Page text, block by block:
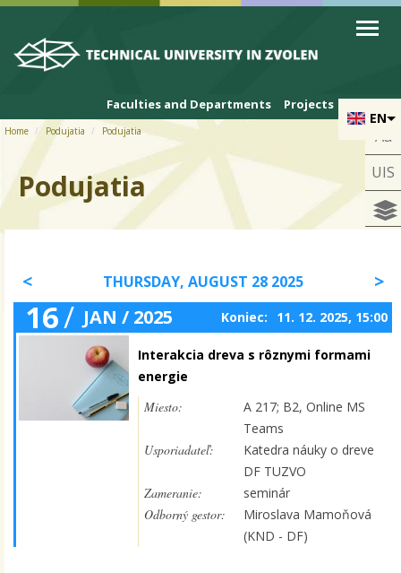
Skip to cookies
Skip to navigation
Skip to main content
EN
Faculties and Departments Projects
Aa
UIS
Home Podujatia Podujatia
Podujatia
THURSDAY, AUGUST 28 2025
16/ JAN / 2025 Koniec: 11. 12. 2025, 15:00
Interakcia dreva s rôznymi formami
energie
Miesto:
A 217; B2, Online MS
Teams
Usporiadateľ:
Katedra náuky o dreve
DF TUZVO
Zameranie:
seminár
Odborný gestor:
Miroslava Mamoňová
(KND - DF)